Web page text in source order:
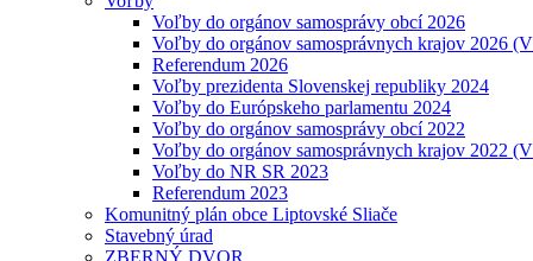
Voľby do orgánov samosprávy obcí 2026
Voľby do orgánov samosprávnych krajov 2026
Referendum 2026
Voľby prezidenta Slovenskej republiky 2024
Voľby do Európskeho parlamentu 2024
Voľby do orgánov samosprávy obcí 2022
Voľby do orgánov samosprávnych krajov 2022
Voľby do NR SR 2023
Referendum 2023
Komunitný plán obce Liptovské Sliače
Stavebný úrad
ZBERNÝ DVOR